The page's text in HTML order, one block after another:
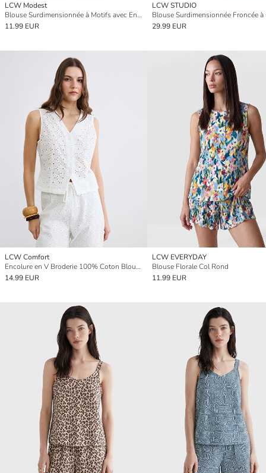
LCW Modest
Blouse Surdimensionnée à Motifs avec Encolure en V
11.99 EUR
LCW STUDIO
29.99 EUR
LCW Comfort
Encolure en V Broderie 100% Coton Blouse
14.99 EUR
LCW EVERYDAY
Blouse Florale Col Rond
11.99 EUR